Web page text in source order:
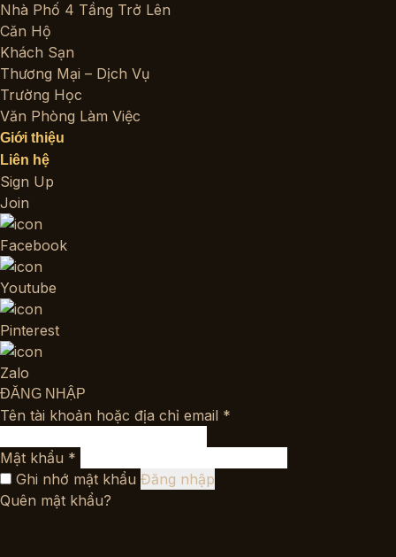
Nhà Phố 4 Tầng Trở Lên
Căn Hộ
Khách Sạn
Thương Mại – Dịch Vụ
Trường Học
Văn Phòng Làm Việc
Giới thiệu
Liên hệ
Sign Up
Join
Facebook
Youtube
Pinterest
Zalo
ĐĂNG NHẬP
Tên tài khoản hoặc địa chỉ email *
Mật khẩu *
buộc
Ghi nhớ mật khẩu Đăng nhập
Quên mật khẩu?